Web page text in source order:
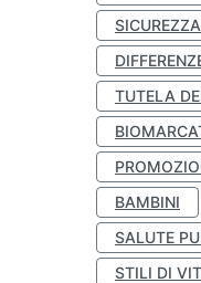
TUTELA
BAMBINI
SALUTE
STILI DI